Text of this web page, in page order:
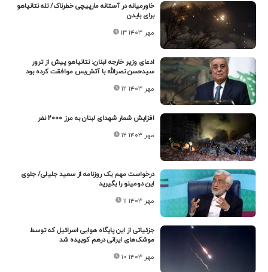
خاورمیانه در آستانه مارپیچی خطرناک/ تله نتانیاهو
برای بایدن
۱۳ مهر ۱۴۰۳
ادعای وزیر خارجه لبنان:‌ نتانیاهو پیش از ترور
سیدحسن نصرالله با آتش‌بس موافقت کرده بود
۱۲ مهر ۱۴۰۳
افزایش شمار شهدای لبنان به مرز ۲۰۰۰ نفر
۱۲ مهر ۱۴۰۳
درخواست مهم یک روزنامه از سعید جلیلی/ جلوی
این دومینو را بگیرید
۱۱ مهر ۱۴۰۳
جزئیاتی از این پایگاه هوایی اسرائیل که توسط
موشک‌های ایرانی درهم کوبیده شد
۱۰ مهر ۱۴۰۳